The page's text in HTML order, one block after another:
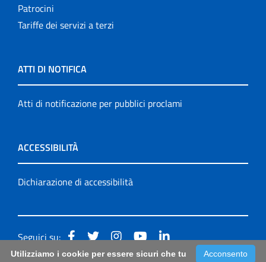
Patrocini
Tariffe dei servizi a terzi
ATTI DI NOTIFICA
Atti di notificazione per pubblici proclami
ACCESSIBILITÀ
Dichiarazione di accessibilità
Seguici su:
Acconsento
Utilizziamo i cookie per essere sicuri che tu